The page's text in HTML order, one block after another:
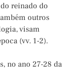
reinado do
outros
visam
(vv. 1-2).
no ano 27-28 da